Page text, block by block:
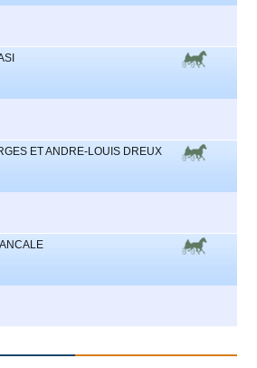
ET ANDRE-LOUIS DREUX